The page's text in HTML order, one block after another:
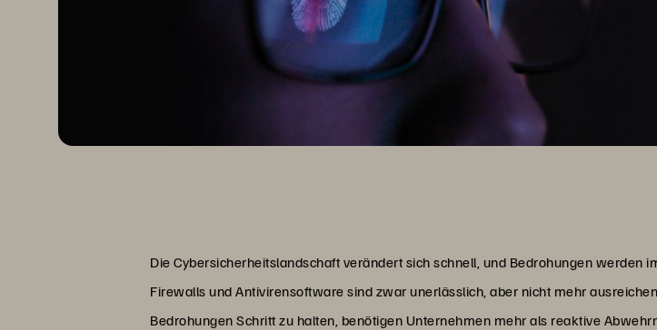
Die Cybersicherheitslandschaft verändert sich schnell, und Bedrohungen
Firewalls und Antivirensoftware sind zwar unerlässlich, aber nicht mehr
Bedrohungen Schritt zu halten, benötigen Unternehmen mehr als reaktive